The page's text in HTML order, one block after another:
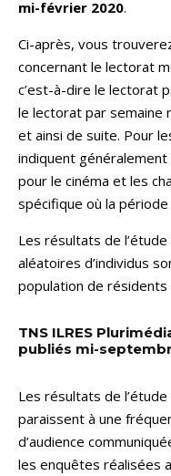
mi-février 2020.
Ci-après, vous
concernant le lectorat
c’est-à-dire le lectorat
le lectorat par semaine
et ainsi de suite. Pour
indiquent généralement
pour le cinéma et les
spécifique où la
Les résultats de
aléatoires d’individus
population de résidents
TNS ILRES
publiés mi-
Les résultats de l’étude
paraissent à une
d’audience
les enquêtes réalisées